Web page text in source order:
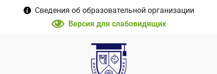
Сведения об образовательной организации
Версия для слабовидящих